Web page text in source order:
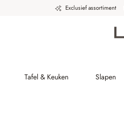
Exclusief assortiment
Tafel & Keuken Slapen